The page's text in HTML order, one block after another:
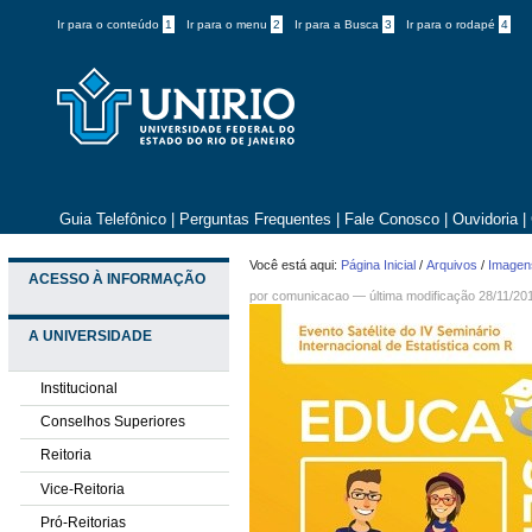
Ir para o conteúdo 1 Ir para o menu 2 Ir para a Busca 3 Ir para o rodapé 4
Guia Telefônico Perguntas Frequentes Fale Conosco Ouvidoria
ACESSO À INFORMAÇÃO
A UNIVERSIDADE
Institucional
Conselhos Superiores
Reitoria
Vice-Reitoria
Pró-Reitorias
Você está aqui: Página Inicial /Arquivos /
por comunicacao —última modificação 28/11/